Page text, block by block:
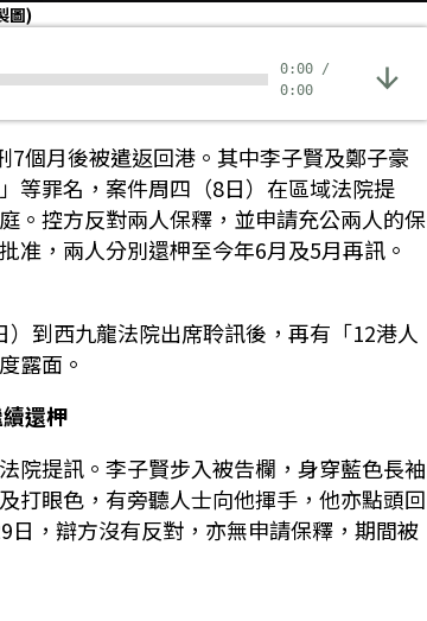
圖)
0:00 /
0:00
7個月後被遣返回港。其中李子賢及鄭子豪
等罪名，案件周四（8日）在區域法院提
。控方反對兩人保釋，並申請充公兩人的保
准，兩人分別還柙至今年6月及5月再訊。
到西九龍法院出席聆訊後，再有「12港人
露面。
還柙
院提訊。李子賢步入被告欄，身穿藍色長袖
打眼色，有旁聽人士向他揮手，他亦點頭回
，辯方沒有反對，亦無申請保釋，期間被